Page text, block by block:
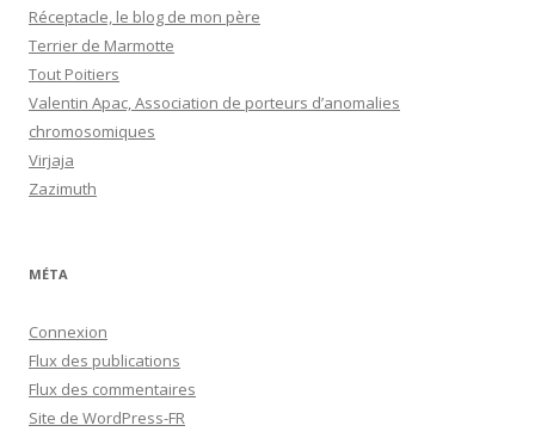
Réceptacle, le blog de mon père
Terrier de Marmotte
Tout Poitiers
Valentin Apac, Association de porteurs d’anomalies
chromosomiques
Virjaja
Zazimuth
MÉTA
Connexion
Flux des publications
Flux des commentaires
Site de WordPress-FR